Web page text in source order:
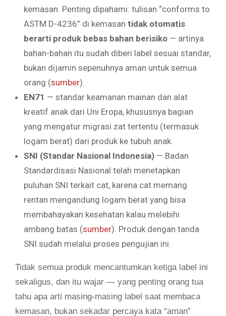
kemasan. Penting dipahami: tulisan “conforms to
ASTM D-4236” di kemasan tidak otomatis
berarti produk bebas bahan berisiko — artinya
bahan-bahan itu sudah diberi label sesuai standar,
bukan dijamin sepenuhnya aman untuk semua
orang (sumber).
EN71 — standar keamanan mainan dan alat
kreatif anak dari Uni Eropa, khususnya bagian
yang mengatur migrasi zat tertentu (termasuk
logam berat) dari produk ke tubuh anak.
SNI (Standar Nasional Indonesia) — Badan
Standardisasi Nasional telah menetapkan
puluhan SNI terkait cat, karena cat memang
rentan mengandung logam berat yang bisa
membahayakan kesehatan kalau melebihi
ambang batas (sumber). Produk dengan tanda
SNI sudah melalui proses pengujian ini.
Tidak semua produk mencantumkan ketiga label ini
sekaligus, dan itu wajar — yang penting orang tua
tahu apa arti masing-masing label saat membaca
kemasan, bukan sekadar percaya kata “aman”